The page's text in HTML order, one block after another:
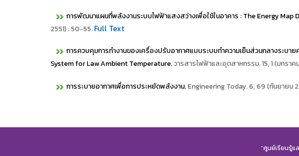
การพัฒนาแผนที่พลังงานระบบไฟฟ้าแสงสว่างเพื่อใช้ในอาคาร : The Energy
2551) : 50-55.Full Text
การควบคุมการทำงานของเครื่องปรับอากาศแบบระบบทำความเย็นส่วนกลางระ
System for Law Ambient Temperature.วารสารไฟฟ้าและอุตสาหกรรม. 15, 1 (มกรา
การระบายอากาศเพื่อการประหยัดพลังงาน.Engineering Today. 6, 69 (กันยายน
“ศูนย์เรียนรู้แ